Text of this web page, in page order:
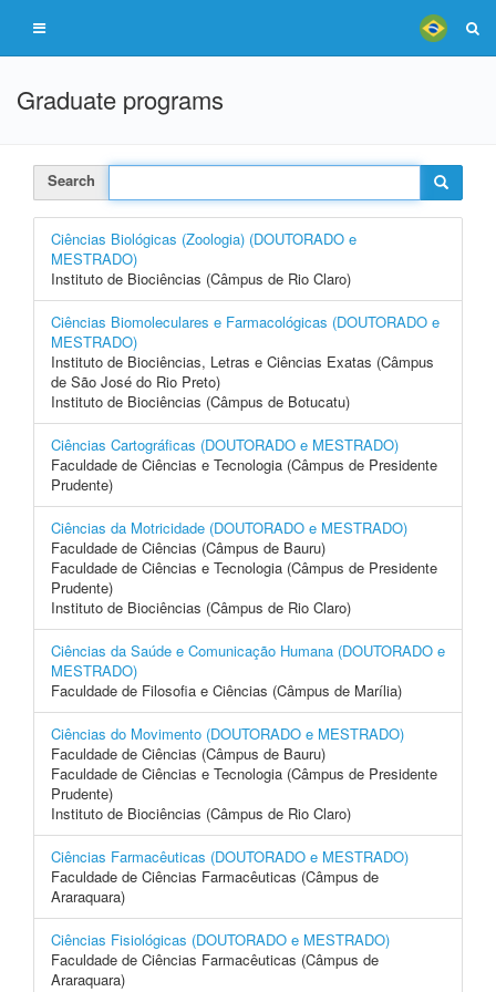
Graduate programs
Search
Ciências Biológicas (Zoologia) (DOUTORADO e
MESTRADO)
Instituto de Biociências (Câmpus de Rio Claro)
Ciências Biomoleculares e Farmacológicas (DOUTORADO e
MESTRADO)
Instituto de Biociências, Letras e Ciências Exatas (Câmpus
de São José do Rio Preto)
Instituto de Biociências (Câmpus de Botucatu)
Ciências Cartográficas (DOUTORADO e MESTRADO)
Faculdade de Ciências e Tecnologia (Câmpus de Presidente
Prudente)
Ciências da Motricidade (DOUTORADO e MESTRADO)
Faculdade de Ciências (Câmpus de Bauru)
Faculdade de Ciências e Tecnologia (Câmpus de Presidente
Prudente)
Instituto de Biociências (Câmpus de Rio Claro)
Ciências da Saúde e Comunicação Humana (DOUTORADO e
MESTRADO)
Faculdade de Filosofia e Ciências (Câmpus de Marília)
Ciências do Movimento (DOUTORADO e MESTRADO)
Faculdade de Ciências (Câmpus de Bauru)
Faculdade de Ciências e Tecnologia (Câmpus de Presidente
Prudente)
Instituto de Biociências (Câmpus de Rio Claro)
Ciências Farmacêuticas (DOUTORADO e MESTRADO)
Faculdade de Ciências Farmacêuticas (Câmpus de
Araraquara)
Ciências Fisiológicas (DOUTORADO e MESTRADO)
Faculdade de Ciências Farmacêuticas (Câmpus de
Araraquara)